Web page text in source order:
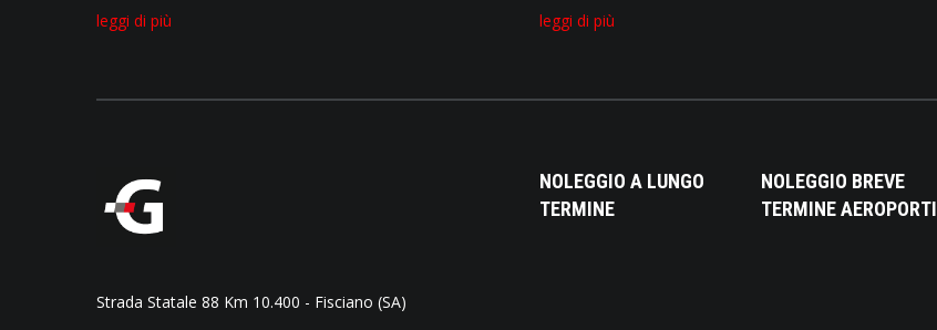
leggi di più leggi di più
Strada Statale 88 Km 10.400 - Fisciano (SA)
NOLEGGIO A LUNGO
TERMINE
NOLEGGIO BREVE
TERMINE AEROPORTI